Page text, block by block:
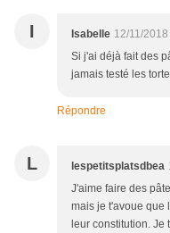
I Isabelle 12/11/
Si j'ai déjà fait des
jamais testé les
Répondre
L lespetitsplatsdbea
J'aime faire des
mais je t'avoue que
leur constitution. Je